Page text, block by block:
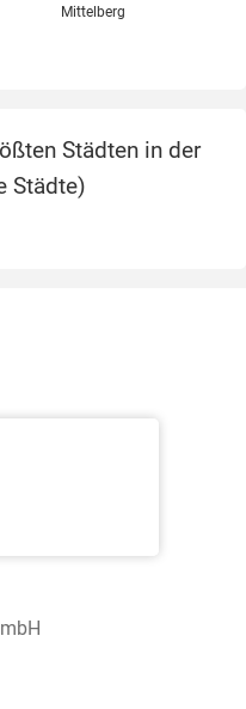
Mittelberg
Städten in der
Städte)